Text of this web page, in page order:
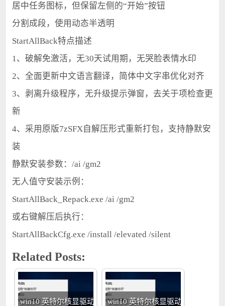
居中任务图标，但保留左侧的“开始”按钮
分割成段，使用动态半透明
StartAllBack特点描述
1、破解免激活，无30天试用期，无哭脸表情水印
2、全面更新中文语言翻译，简体中文字串优化对齐
3、剥离升级程序，无升级提示弹窗，去关于项检查更
新
4、采用原版7zSFX自解压形式重新打包，支持静默安
装
静默安装参数：/ai /gm2
无人值守安装示例：
StartAllBack_Repack.exe /ai /gm2
或右键解压后执行：
StartAllBackCfg.exe /install /elevated /silent
Related Posts:
win10 英特尔核显驱动 win10 英特尔核显驱动